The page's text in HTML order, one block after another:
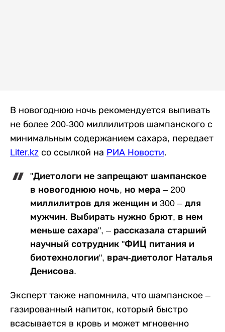
В новогоднюю ночь рекомендуется выпивать
не более 200-300 миллилитров шампанского с
минимальным содержанием сахара, передает
Liter.kz со ссылкой на РИА Новости.
"Диетологи не запрещают шампанское
в новогоднюю ночь, но мера – 200
миллилитров для женщин и 300 – для
мужчин. Выбирать нужно брют, в нем
меньше сахара", – рассказала старший
научный сотрудник "ФИЦ питания и
биотехнологии", врач-диетолог Наталья
Денисова.
Эксперт также напомнила, что шампанское –
газированный напиток, который быстро
всасывается в кровь и может мгновенно